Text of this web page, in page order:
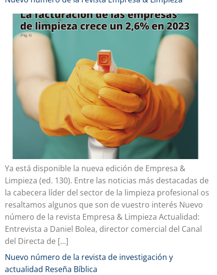
Ya está disponible la nueva edición de Empresa &
Limpieza (ed. 130). Entre las noticias más destacadas de
la cabecera líder del sector de la limpieza profesional os
resaltamos algunos que son de vuestro interés Nuevo
número de la revista Empresa & Limpieza Actualidad:
Entrevista a Daniel Bolea, director comercial del Canal
del Directa de […]
Nuevo número de la revista de investigación y
actualidad Reseña Bíblica